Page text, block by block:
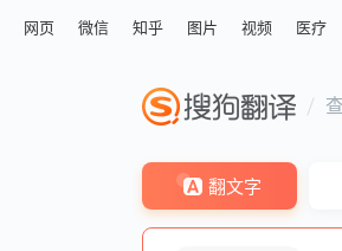
网页 微信 知乎 图片 视频 医疗
翻文字